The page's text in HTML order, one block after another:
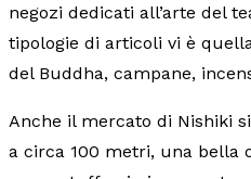
negozi dedicati all’arte del
tipologie di articoli vi è
del Buddha, campane,
Anche il mercato di Nishiki
a circa 100 metri, una bella